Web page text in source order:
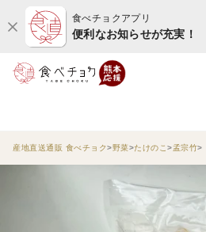
食べチョクアプリ
便利なお知らせが充実！
産地直送通販 食べチョク 野菜 たけのこ 孟宗竹